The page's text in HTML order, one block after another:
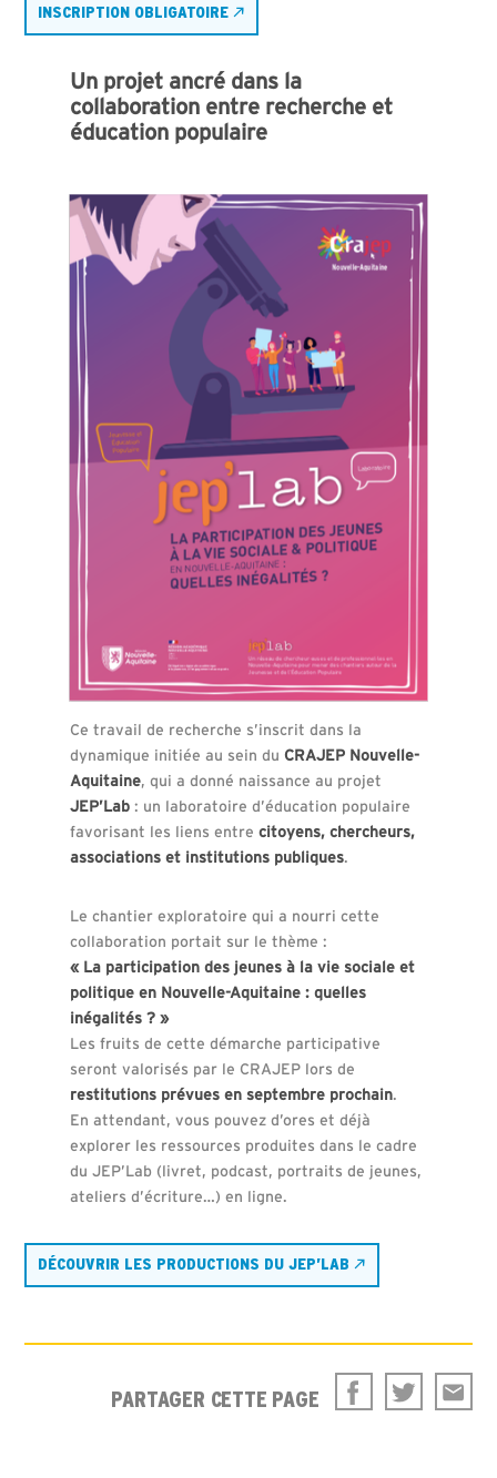
INSCRIPTION OBLIGATOIRE
Un projet ancré dans la
collaboration entre recherche et
éducation populaire
Ce travail de recherche s’inscrit dans la
dynamique initiée au sein du CRAJEP Nouvelle-
Aquitaine, qui a donné naissance au projet
JEP’Lab: un laboratoire d’éducation populaire
favorisant les liens entre citoyens, chercheurs,
associations et institutions publiques.
Le chantier exploratoire qui a nourri cette
collaboration portait sur le thème :
« La participation des jeunes à la vie sociale et
politique en Nouvelle-Aquitaine : quelles
inégalités ? »
Les fruits de cette démarche participative
seront valorisés par le CRAJEP lors de
restitutions prévues en septembre prochain.
En attendant, vous pouvez d’ores et déjà
explorer les ressources produites dans le cadre
du JEP’Lab (livret, podcast, portraits de jeunes,
ateliers d’écriture…) en ligne.
DÉCOUVRIR LES PRODUCTIONS DU JEP’LAB
PARTAGER CETTE PAGE